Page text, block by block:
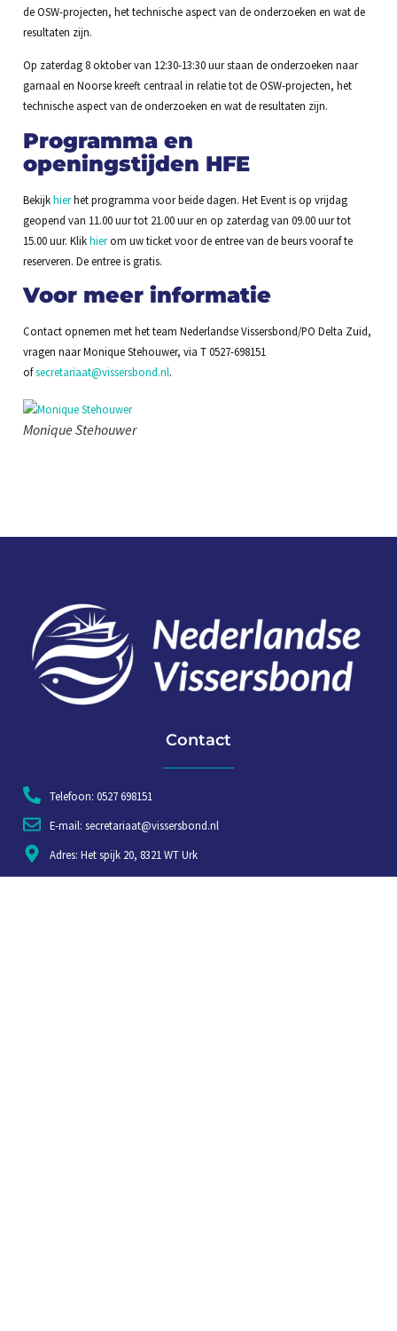
de OSW-projecten, het technische aspect van de onderzoeken en wat de
resultaten zijn.
Op zaterdag 8 oktober van 12:30-13:30 uur staan de onderzoeken naar
garnaal en Noorse kreeft centraal in relatie tot de OSW-projecten, het
technische aspect van de onderzoeken en wat de resultaten zijn.
Programma en
openingstijden HFE
Bekijkhierhet programma voor beide dagen. Het Event is op vrijdag
geopend van 11.00 uur tot 21.00 uur en op zaterdag van 09.00 uur tot
15.00 uur. Klikhierom uw ticket voor de entree van de beurs vooraf te
reserveren. De entree is gratis.
Voor meer informatie
Contact opnemen met het team Nederlandse Vissersbond/PO Delta Zuid,
vragen naar Monique Stehouwer, via T 0527-698151
ofsecretariaat@vissersbond.nl.
Monique Stehouwer
Contact
Telefoon: 0527 698151
E-mail: secretariaat@vissersbond.nl
Adres: Het spijk 20, 8321 WT Urk